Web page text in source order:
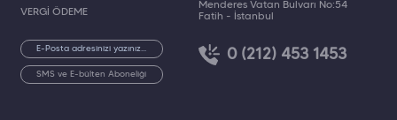
VERGİ ÖDEME
SMS ve E-bülten Aboneliği
Menderes Vatan Bulvarı No:54
Fatih - İstanbul
0 (212) 453 1453